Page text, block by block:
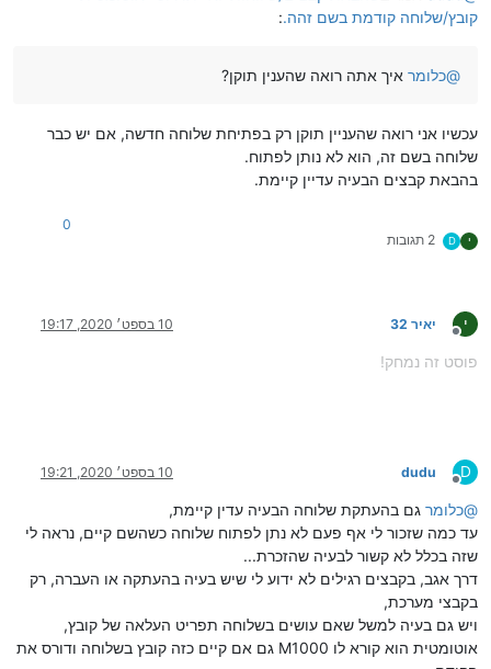
קובץ/שלוחה קודמת בשם זהה.:
@כלומר איך אתה רואה שהענין תוקן?
עכשיו אני רואה שהעניין תוקן רק בפתיחת שלוחה חדשה, אם יש כבר
שלוחה בשם זה, הוא לא נותן לפתוח.
בהבאת קבצים הבעיה עדיין קיימת.
י D 2 תגובות
0
י
מנותק
יאיר 32 10 בספט׳ 2020, 19:17
פוסט זה נמחק!
D
מנותק
dudu 10 בספט׳ 2020, 19:21
@כלומר גם בהעתקת שלוחה הבעיה עדין קיימת,
עד כמה שזכור לי אף פעם לא נתן לפתוח שלוחה כשהשם קיים, נראה לי
שזה בכלל לא קשור לבעיה שהזכרת...
דרך אגב, בקבצים רגילים לא ידוע לי שיש בעיה בהעתקה או העברה, רק
בקבצי מערכת,
ויש גם בעיה למשל שאם עושים בשלוחה תפריט העלאה של קובץ,
אוטומטית הוא קורא לו M1000 גם אם קיים כזה קובץ בשלוחה ודורס את